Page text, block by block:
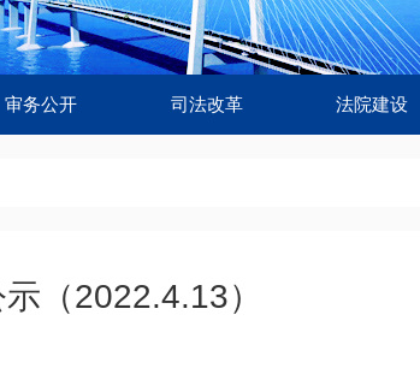
审务公开 司法改革 法院建设
（2022.4.13）